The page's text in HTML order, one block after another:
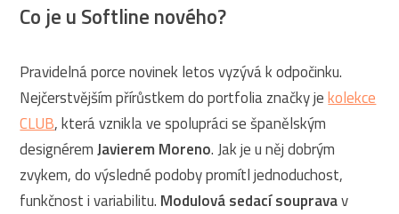
Co je u Softline nového?
Pravidelná porce novinek letos vyzývá k odpočinku.
Nejčerstvějším přírůstkem do portfolia značky jekolekce
CLUB, která vznikla ve spolupráci se španělským
designéremJavierem Moreno. Jak je u něj dobrým
zvykem, do výsledné podoby promítl jednoduchost,
funkčnost i variabilitu. Modulová sedací soupravav